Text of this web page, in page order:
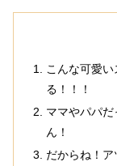
こんな可愛
る！！！
ママやパパ
ん！
だからね！